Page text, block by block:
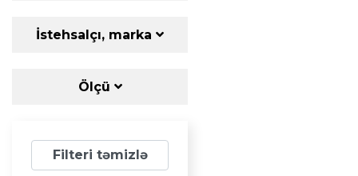
İstehsalçı, marka
Ölçü
Filteri təmizlə